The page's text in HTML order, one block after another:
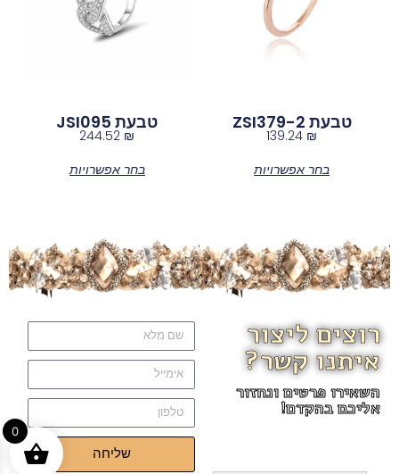
טבעת ZSI379-2
139.24 ₪
בחר אפשרויות
טבעת JSI095
244.52 ₪
בחר אפשרויות
רוצים ליצור
איתנו קשר?
השאירו פרטים ונחזור
אליכם בהקדם!
שליחה
0